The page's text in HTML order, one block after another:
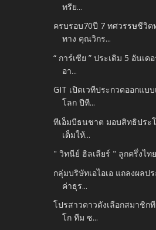
ทรีย...
ครบรอบ70ปี 7 ทศวรรษชีวิต
ทาง คุณวิกร...
“ การ์เซีย ” ประเดิม 5 อันเ
อา...
GIT เปิดเวทีประกวดออกแบ
โลก ปีที...
ทีเอ็มบีธนชาต มอบสิทธิปร
เต็มให้...
" วิทนีย์ ฮิลเลียร์ " ลูกครึ่งไท
กลุ่มบริษัทเอไอเอ แถลงผลป
ค่าธุร...
โปรสาวดาวดังเลือกสมาชิก
โก ทีม ซ...